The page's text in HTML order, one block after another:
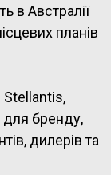
в Австралії
планів
Stellantis,
для бренду,
дилерів та